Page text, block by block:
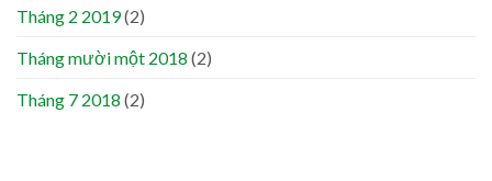
Tháng 2 2019(2)
Tháng mười một 2018 (2)
Tháng 7 2018 (2)